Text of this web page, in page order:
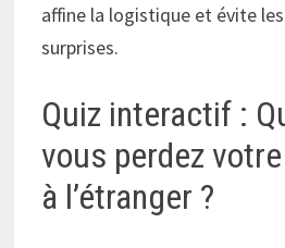
affine la logistique et évite
surprises.
Quiz interactif :
vous perdez
à l’étranger ?